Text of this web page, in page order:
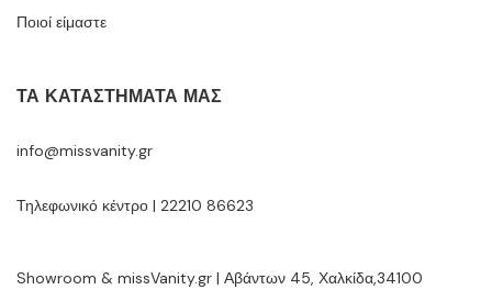
Ποιοί είμαστε
ΤΑ ΚΑΤΑΣΤΉΜΑΤΆ ΜΑΣ
info@missvanity.gr
Τηλεφωνικό κέντρο | 22210 86623
Showroom & missVanity.gr | Αβάντων 45, Χαλκίδα,34100